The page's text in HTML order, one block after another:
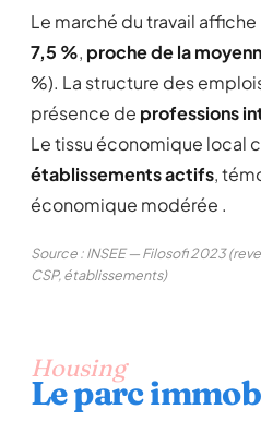
Le marché du travail
7,5 %, proche de la
%). La structure des
présence de professions
Le tissu économique local
établissements actifs,
économique modérée .
Source : INSEE — Filosofi 2023
CSP, établissements)
Housing
Le parc